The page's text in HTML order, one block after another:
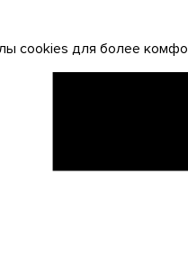
cookies для более